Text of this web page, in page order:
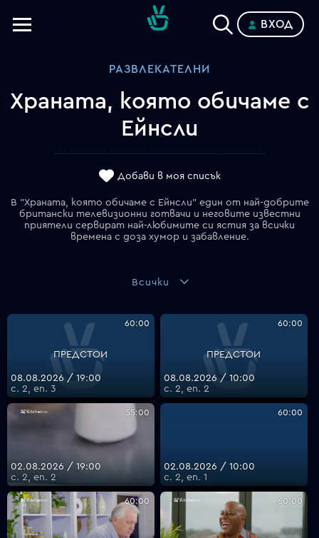
VOYO
ВХОД
РАЗВЛЕКАТЕЛНИ
Храната, която обичаме с
Ейнсли
Добави в моя списък
В "Храната, която обичаме с Ейнсли" един от най-добрите
британски телевизионни готвачи и неговите известни
приятели сервират най-любимите си ястия за всички
времена с доза хумор и забавление.
Всички
ПРЕДСТОИ
60:00
08.08.2026 / 19:00
с. 2, еп. 3
ПРЕДСТОИ
60:00
08.08.2026 / 10:00
с. 2, еп. 2
55:00
02.08.2026 / 19:00
с. 2, еп. 2
60:00
02.08.2026 / 10:00
с. 2, еп. 1
60:00 60:00